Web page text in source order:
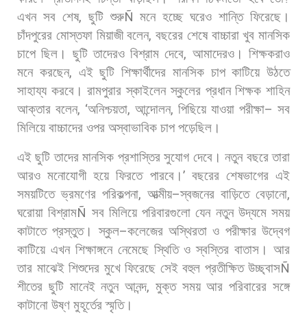
এখন সব শেষ, ছুটি শুরুÑমনে হচ্ছে ঘরেও শান্তি ফিরেছে।
চাঁদপুরের মোস্তফা মিয়াজী বলেন, বছরের শেষে বাচ্চারা খুব মানসিক
চাপে ছিল। ছুটি তাদেরও বিশ্রাম দেবে, আমাদেরও। শিক্ষকরাও
মনে করছেন, এই ছুটি শিক্ষার্থীদের মানসিক চাপ কাটিয়ে উঠতে
সাহায্য করবে। রামপুরার স্কাইলেন স্কুলের প্রধান শিক্ষক শাহিন
আক্তার বলেন, ‘অনিশ্চয়তা, আন্দোলন, পিছিয়ে যাওয়া পরীক্ষা– সব
মিলিয়ে বাচ্চাদের ওপর অস্বাভাবিক চাপ পড়েছিল।
এই ছুটি তাদের মানসিক প্রশাস্তির সুযোগ দেবে। নতুন বছরে তারা
আরও মনোযোগী হয়ে ফিরতে পারবে।’ বছরের শেষভাগের এই
সময়টিতে ভ্রমণের পরিকল্পনা, আত্মীয়–স্বজনের বাড়িতে বেড়ানো,
ঘরোয়া বিশ্রামÑ সব মিলিয়ে পরিবারগুলো যেন নতুন উদ্যমে সময়
কাটাতে প্রস্তুত। স্কুল–কলেজের অস্থিরতা ও পরীক্ষার উদ্বেগ
কাটিয়ে এখন শিক্ষাঙ্গনে নেমেছে স্থিতি ও স্বস্তির বাতাস। আর
তার মাঝেই শিশুদের মুখে ফিরেছে সেই বহুল প্রতীক্ষিত উচ্ছ্বাসÑ
শীতের ছুটি মানেই নতুন আনন্দ, মুক্ত সময় আর পরিবারের সঙ্গে
কাটানো উষ্ণ মুহূর্তের স্মৃতি।